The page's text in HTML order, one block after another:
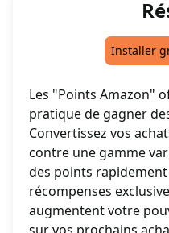
Installer
Les "Points Amazon"
pratique de gagner
Convertissez vos
contre une gamme
des points
récompenses
augmentent votre